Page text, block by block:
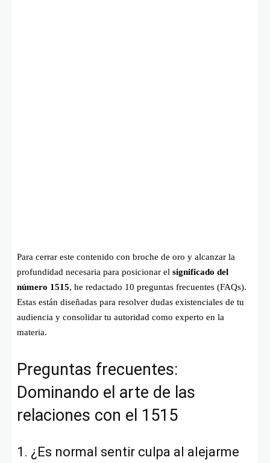
Para cerrar este contenido con broche de oro y alcanzar la
profundidad necesaria para posicionar el significado del
número 1515, he redactado 10 preguntas frecuentes (FAQs).
Estas están diseñadas para resolver dudas existenciales de tu
audiencia y consolidar tu autoridad como experto en la
materia.
Preguntas frecuentes:
Dominando el arte de las
relaciones con el 1515
1. ¿Es normal sentir culpa al alejarme